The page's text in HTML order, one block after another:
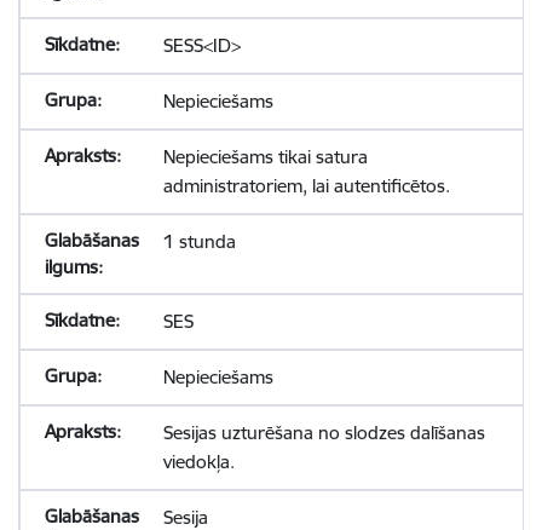
SESS<ID>
Nepieciešams
Nepieciešams tikai satura
administratoriem, lai autentificētos.
1 stunda
SES
Nepieciešams
Sesijas uzturēšana no slodzes dalīšanas
viedokļa.
Sesija